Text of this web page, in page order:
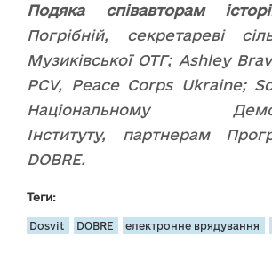
Подяка співавторам
Погрібній, секретареві
Музиківської ОТГ; Ashley
PCV, Peace Corps Ukraine;
Національному
Інституту, партнерам
DOBRE.
Теги:
Dosvit DOBRE електронне врядування